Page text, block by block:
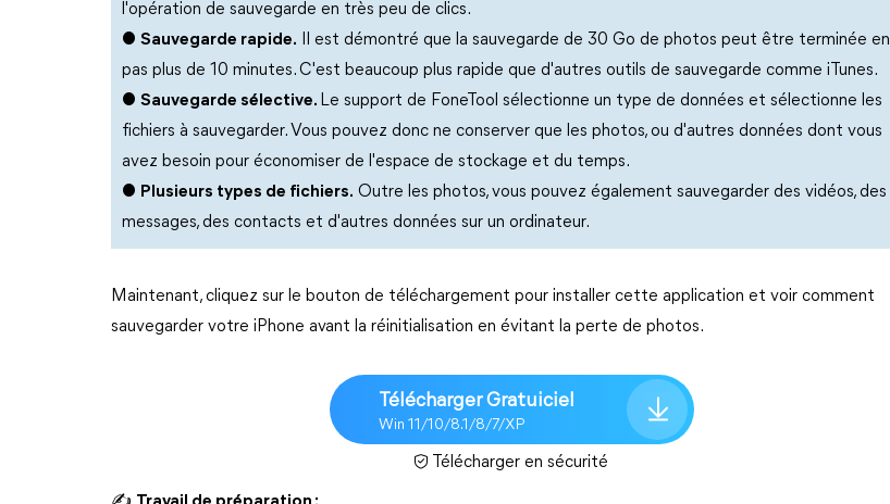
l'opération de sauvegarde en très peu de clics.
● Sauvegarde rapide. Il est démontré que la sauvegarde de 30 Go de photos peut être terminée en
pas plus de 10 minutes. C'est beaucoup plus rapide que d'autres outils de sauvegarde comme iTunes.
● Sauvegarde sélective. Le support de FoneTool sélectionne un type de données et sélectionne les
fichiers à sauvegarder. Vous pouvez donc ne conserver que les photos, ou d'autres données dont vous
avez besoin pour économiser de l'espace de stockage et du temps.
● Plusieurs types de fichiers. Outre les photos, vous pouvez également sauvegarder des vidéos, des
messages, des contacts et d'autres données sur un ordinateur.
Maintenant, cliquez sur le bouton de téléchargement pour installer cette application et voir comment
sauvegarder votre iPhone avant la réinitialisation en évitant la perte de photos.
Télécharger Gratuiciel
Win 11/10/8.1/8/7/XP
Télécharger en sécurité